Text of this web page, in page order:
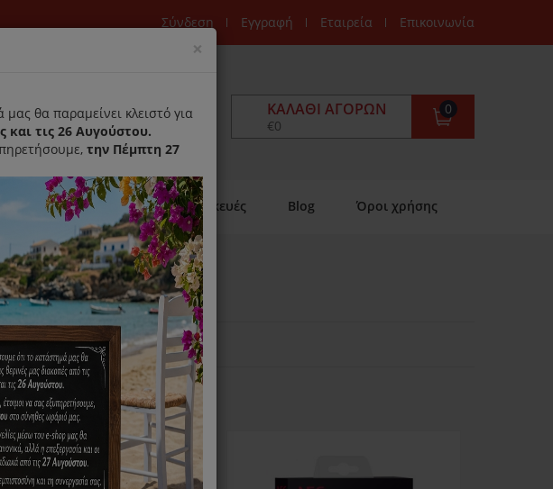
Σύνδεση Εγγραφή Εταιρεία Επικοινωνία
ΚΑΛΆΘΙ ΑΓΟΡΏΝ
0
€0
Παράδοση Κατ'οικον Επισκευές Blog Όροι χρήσης
Εμφάνιση:
× Close
θα παραμείνει κλειστό για
και τις 26 Αυγούστου.
την Πέμπτη 27